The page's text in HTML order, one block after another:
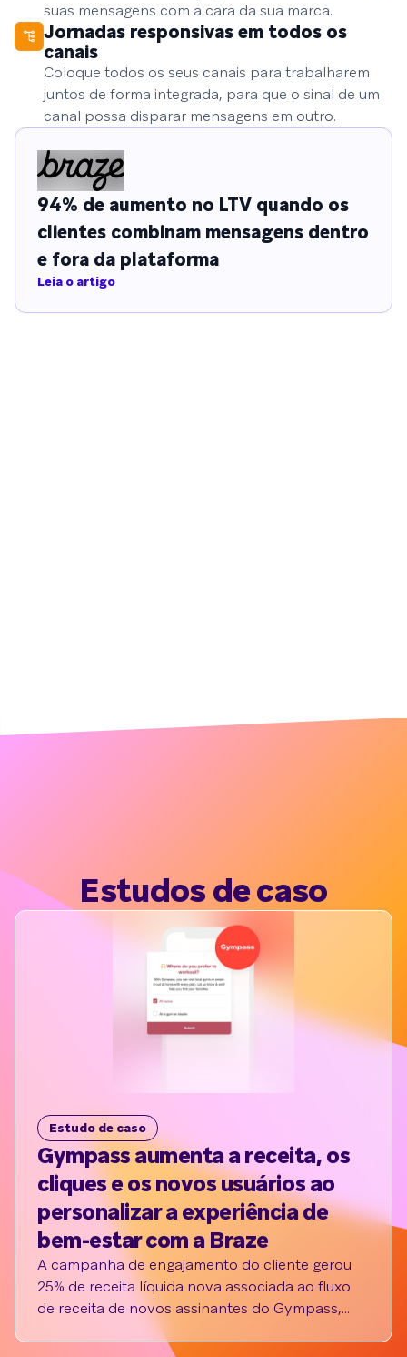
suas mensagens com a cara da sua marca.
Jornadas responsivas em todos os
canais
Coloque todos os seus canais para trabalharem
juntos de forma integrada, para que o sinal de um
canal possa disparar mensagens em outro.
94% de aumento no LTV quando os
clientes combinam mensagens dentro
e fora da plataforma
Leia o artigo
Estudos de caso
Estudo de caso
Gympass aumenta a receita, os
cliques e os novos usuários ao
personalizar a experiência de
bem-estar com a Braze
A campanha de engajamento do cliente gerou
25% de receita líquida nova associada ao fluxo
de receita de novos assinantes do Gympass,
alcançou taxas de cliques de até 70%, triplicou o
volume de criação de contas e aumentou as